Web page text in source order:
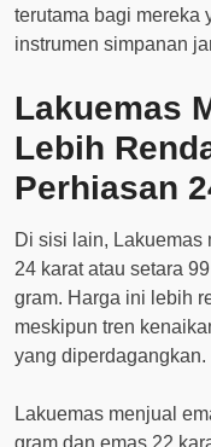
terutama bagi mereka
instrumen simpanan
Lakuemas
Lebih
Perhiasan
Di sisi lain, Lakuemas
24 karat atau setara
gram. Harga ini lebih
meskipun tren
yang diperdagangkan.
Lakuemas menjual